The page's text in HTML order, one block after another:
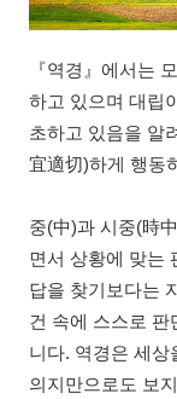
『역경』에서는
하고 있으며 대립
초하고 있음을 알
宜適切)하게 행동
중(中)과 시중(時
면서 상황에 맞는
답을 찾기보다는
건 속에 스스로 판
니다. 역경은 세상
의지만으로도 보